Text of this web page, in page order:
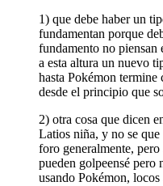
1) que debe haber un
fundamentan porque
fundamento no piensan
a esta altura un nuevo
hasta Pokémon
desde el principio que
2) otra cosa que dicen
Latios niña, y no se que
foro generalmente,
pueden golpeensé pero
usando Pokémon,